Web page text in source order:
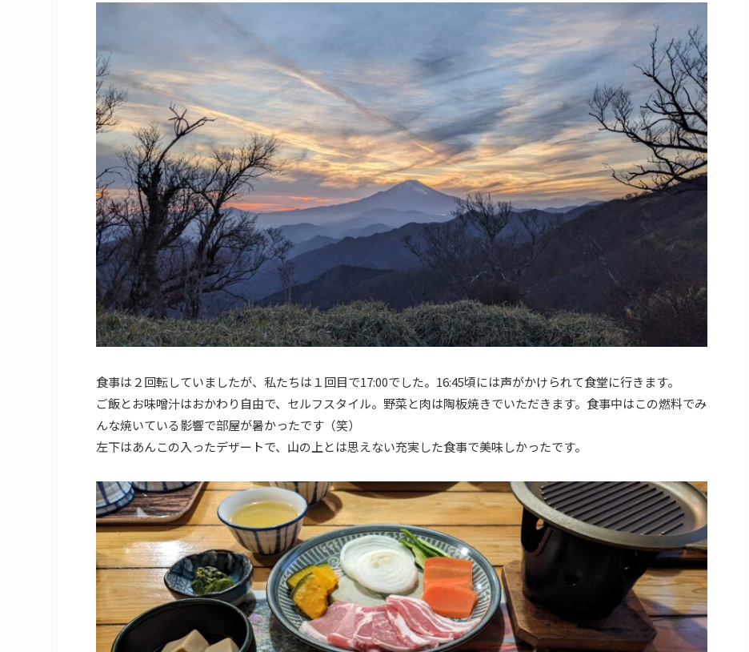
食事は２回転していましたが、私たちは１回目で17:00でした。16:45頃には声がかけられて食堂に行きます。
ご飯とお味噌汁はおかわり自由で、セルフスタイル。野菜と肉は陶板焼きでいただきます。食事中はこの燃料でみ
んな焼いている影響で部屋が暑かったです（笑）
左下はあんこの入ったデザートで、山の上とは思えない充実した食事で美味しかったです。